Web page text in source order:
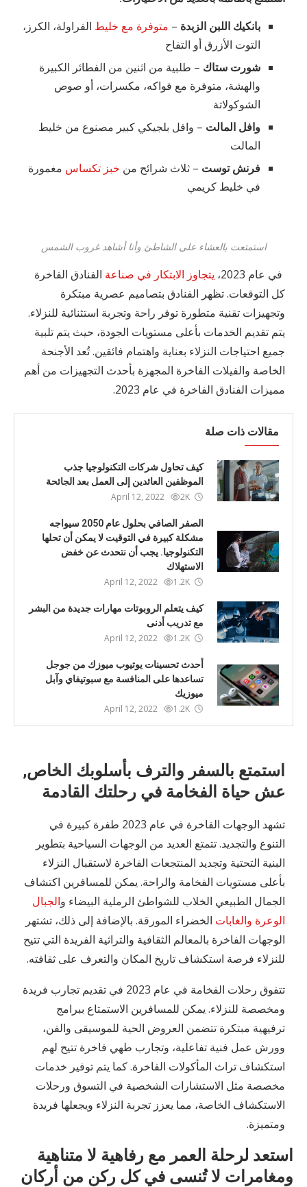
بانكيك اللبن الزبدة – متوفرة مع خليط الفراولة، الكرز،
التوت الأزرق أو التفاح
شورت ستاك – طلبية من اثنين من الفطائر الكبيرة
والهشة، متوفرة مع فواكه، مكسرات، أو صوص
الشوكولاتة
وافل المالت – وافل بلجيكي كبير مصنوع من خليط
المالت
فرنش توست – ثلاث شرائح من خبز تكساس مغمورة
في خليط كريمي
استمتعت بالعشاء على الشاطئ وأنا أشاهد غروب الشمس
في عام 2023، يتجاوز الابتكار في صناعة الفنادق الفاخرة
كل التوقعات. تظهر الفنادق بتصاميم عصرية مبتكرة
وتجهيزات تقنية متطورة توفر راحة وتجربة استثنائية للنزلاء.
يتم تقديم الخدمات بأعلى مستويات الجودة، حيث يتم تلبية
جميع احتياجات النزلاء بعناية واهتمام فائقين. تُعد الأجنحة
الخاصة والفيلات الفاخرة المجهزة بأحدث التجهيزات من أهم
مميزات الفنادق الفاخرة في عام 2023.
مقالات ذات صلة
كيف تحاول شركات التكنولوجيا جذب
الموظفين العائدين إلى العمل بعد الجائحة
April 12, 2022 2K
الصفر الصافي بحلول عام 2050 سيواجه
مشكلة كبيرة في التوقيت لا يمكن أن تحلها
التكنولوجيا. يجب أن نتحدث عن خفض
الاستهلاك
April 12, 2022 1.2K
كيف يتعلم الروبوتات مهارات جديدة من البشر
مع تدريب أدنى
April 12, 2022 1.2K
أحدث تحسينات يوتيوب ميوزك من جوجل
تساعدها على المنافسة مع سبوتيفاي وآبل
ميوزيك
April 12, 2022 1.2K
استمتع بالسفر والترف بأسلوبك الخاص,
عش حياة الفخامة في رحلتك القادمة
تشهد الوجهات الفاخرة في عام 2023 طفرة كبيرة في
التنوع والتجديد. تتمتع العديد من الوجهات السياحية بتطوير
البنية التحتية وتجديد المنتجعات الفاخرة لاستقبال النزلاء
بأعلى مستويات الفخامة والراحة. يمكن للمسافرين اكتشاف
الجمال الطبيعي الخلاب للشواطئ الرملية البيضاء والجبال
الوعرة والغابات الخضراء المورقة. بالإضافة إلى ذلك، تشتهر
الوجهات الفاخرة بالمعالم الثقافية والتراثية الفريدة التي تتيح
للنزلاء فرصة استكشاف تاريخ المكان والتعرف على ثقافته.
تتفوق رحلات الفخامة في عام 2023 في تقديم تجارب فريدة
ومخصصة للنزلاء. يمكن للمسافرين الاستمتاع ببرامج
ترفيهية مبتكرة تتضمن العروض الحية للموسيقى والفن،
وورش عمل فنية تفاعلية، وتجارب طهي فاخرة تتيح لهم
استكشاف تراث المأكولات الفاخرة. كما يتم توفير خدمات
مخصصة مثل الاستشارات الشخصية في التسوق ورحلات
الاستكشاف الخاصة، مما يعزز تجربة النزلاء ويجعلها فريدة
ومتميزة.
استعد لرحلة العمر مع رفاهية لا متناهية
ومغامرات لا تُنسى في كل ركن من أركان